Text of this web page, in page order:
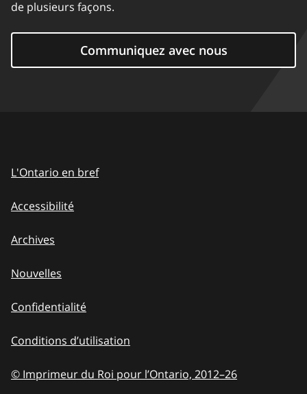
de plusieurs façons.
Communiquez avec nous
L'Ontario en bref
Accessibilité
Archives
Nouvelles
Confidentialité
Conditions d’utilisation
© Imprimeur du Roi pour l’Ontario, 2012–to
26